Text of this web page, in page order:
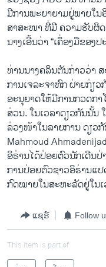
ວິທະຍາສາດ-ເທັກໂນໂລຈີ
ທຸລະກິດ
ວີດີໂອ
ສຽງ
ລາຍການກະຈາຍສຽງ
ລາຍງານ
ຕິດຕາມພວກເຮົາ ທີ່
ພາສາຕ່າງໆ
ມີການ​ພະຍາຍາມຢູ່ພາຍໃ
ສາສະໜາ ທີ່ມີ ຄວາມຮັບຜິ
ນາງເອີ້ນວ່າ “ເຄຶ່ອງມືຂອງປ
ທ່ານນາງຄລິນຕັນກ່າວວ່າ
ການເຈລະຈາຫົກ ຝ່າຍກ່ຽ
ອະນຸຍາດໃຫ້ມີ​ການກວດກາ
ສ່ວນ. ໃນເວລາດຽວກັນນັ້ນ
ລ່ວງໜ້າໃນລາຍການ ດຽວ
Mahmoud
ອິຣ່ານໄດ້ປ່ອຍຕົວນັກເດີນ
ການປ່ອຍຕົວຊາວອິຣ່ານແ
ກົດໝາຍໃນສະຫະລັດຢູ່ໃນ
ແຊຣ໌ Follow
This item is part of